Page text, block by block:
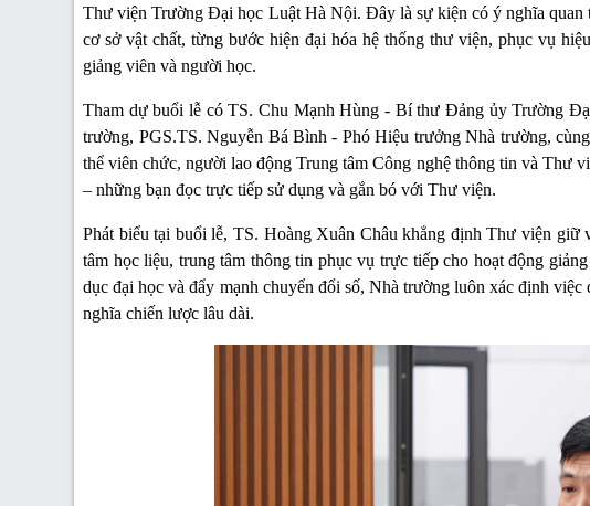
Thư viện Trường Đại học Luật Hà Nội. Đây là sự kiện có ý nghĩa quan
cơ sở vật chất, từng bước hiện đại hóa hệ thống thư viện, phục vụ
giảng viên và người học.
Tham dự buổi lễ có TS. Chu Mạnh Hùng - Bí thư Đảng ủy Trường
trường, PGS.TS. Nguyễn Bá Bình - Phó Hiệu trưởng Nhà trường,
thể viên chức, người lao động Trung tâm Công nghệ thông tin và Thư
– những bạn đọc trực tiếp sử dụng và gắn bó với Thư viện.
Phát biểu tại buổi lễ, TS. Hoàng Xuân Châu khẳng định Thư viện
tâm học liệu, trung tâm thông tin phục vụ trực tiếp cho hoạt động
dục đại học và đẩy mạnh chuyển đổi số, Nhà trường luôn xác định
nghĩa chiến lược lâu dài.